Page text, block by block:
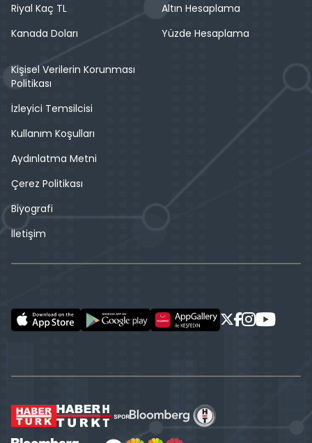
Riyal Kaç TL
Kanada Doları
Altın Hesaplama
Yüzde Hesaplama
Kişisel Verilerin Korunması
Politikası
İzleyici Temsilcisi
Kullanım Koşulları
Aydınlatma Metni
Çerez Politikası
Biyografi
İletişim